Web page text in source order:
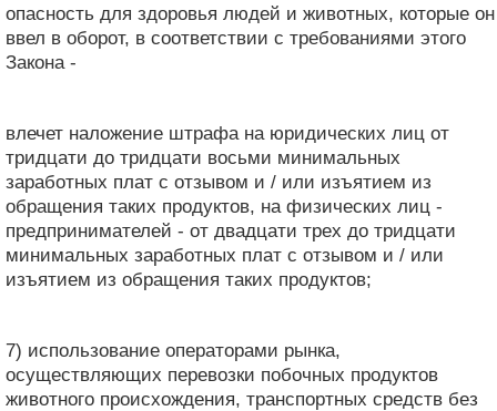
опасность для здоровья людей и животных, которые он
ввел в оборот, в соответствии с требованиями этого
Закона -
влечет наложение штрафа на юридических лиц от
тридцати до тридцати восьми минимальных
заработных плат с отзывом и / или изъятием из
обращения таких продуктов, на физических лиц -
предпринимателей - от двадцати трех до тридцати
минимальных заработных плат с отзывом и / или
изъятием из обращения таких продуктов;
7) использование операторами рынка,
осуществляющих перевозки побочных продуктов
животного происхождения, транспортных средств без